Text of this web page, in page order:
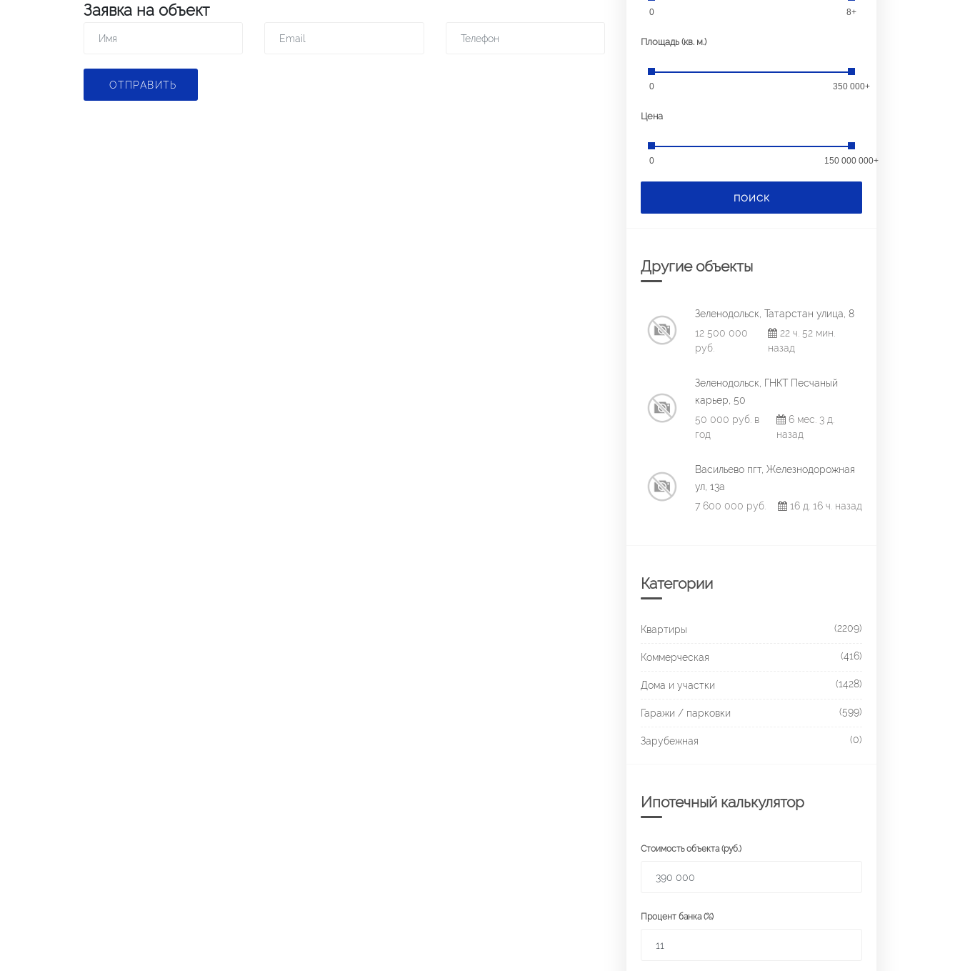
Заявка на объект
ОТПРАВИТЬ
0 8+
Площадь (кв. м.)
0 350 000+
Цена
0 150 000 000+
ПОИСК
Другие объекты
Зеленодольск, Татарстан улица, 8
12 500 000
руб.
22 ч. 52 мин.
назад
Зеленодольск, ГНКТ Песчаный
карьер, 50
50 000 руб. в
год
6 мес. 3 д.
назад
Васильево пгт, Железнодорожная
ул, 13а
7 600 000 руб.
16 д. 16 ч. назад
Категории
Квартиры (2209)
Коммерческая (416)
Дома и участки (1428)
Гаражи / парковки (599)
Зарубежная (0)
Ипотечный калькулятор
Стоимость объекта (руб.)
Процент банка (%)